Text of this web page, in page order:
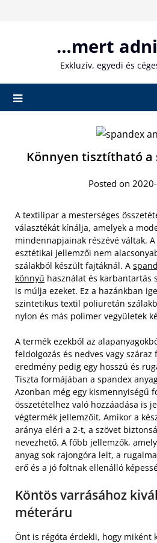
…mert
Exkluzív, egyedi és
Könnyen tisztítható a
Posted on
A textilipar a mesterséges
választékát kínálja, amelyek a
mindennapjainak részévé váltak.
esztétikai jellemzői nem
szálakból készült fajtáknál. A
könnyű használat és karbantartás
is múlja ezeket. Ez a hazánkban
szintetikus textil poliuretán
nylon és más polimer vegyületek
A termék ezekből az
feldolgozás és nedves vagy száraz
eredmény pedig egy hosszú és
Tiszta formájában a spandex
Azonban még egy kismennyiségű
összetételhez való hozzáadása is
végtermék jellemzőit. Amikor a
aránya eléri a 2-t, a szövet
nevezhető. A főbb jellemzők,
anyag sok rajongóra lelt, a
erő és a jó foltnak ellenálló
Köntös varrásához
méteráru
Önt is régóta érdekli, hogy miként